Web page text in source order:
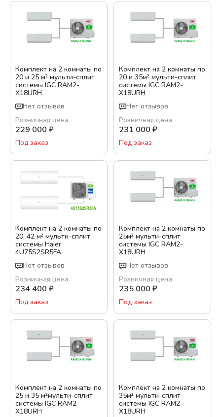
Комплект на 2 комнаты по
20 и 25 м² мульти-сплит
системы IGC RAM2-
X18URH
Нет отзывов
Розничная цена
229 000 ₽
Под заказ
Комплект на 2 комнаты по
20 и 35м² мульти-сплит
системы IGC RAM2-
X18URH
Нет отзывов
Розничная цена
231 000 ₽
Под заказ
Комплект на 2 комнаты по
20, 42 м² мульти-сплит
системы Haier
4U75S2SR5FA
Нет отзывов
Розничная цена
234 400 ₽
Под заказ
Комплект на 2 комнаты по
25м² мульти-сплит
системы IGC RAM2-
X18URH
Нет отзывов
Розничная цена
235 000 ₽
Под заказ
Комплект на 2 комнаты по
25 и 35 м²мульти-сплит
системы IGC RAM2-
X18URH
Комплект на 2 комнаты по
35м² мульти-сплит
системы IGC RAM2-
X18URH